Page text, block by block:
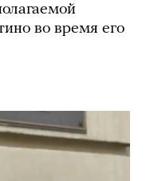
во время его